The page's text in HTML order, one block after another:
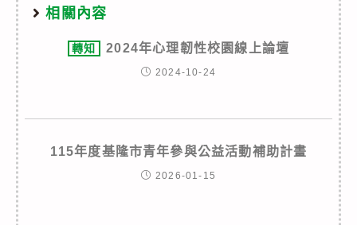
相關內容
轉知 2024年心理韌性校園線上論壇
2024-10-24
115年度基隆市青年參與公益活動補助計畫
2026-01-15